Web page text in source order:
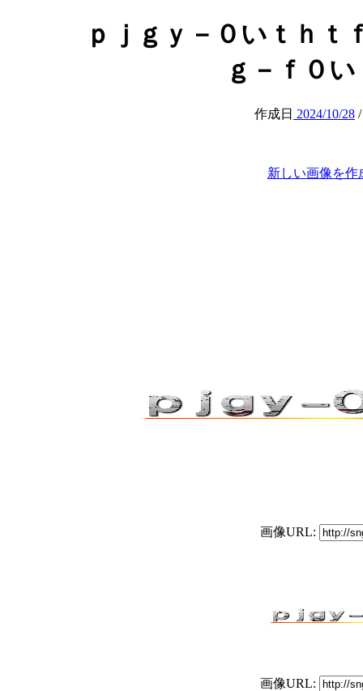
ｐｊｇｙ－０いｔｈｔ
ｇ－ｆ０
作成日 2024/10/28
新しい画像を作
画像URL:
画像URL: